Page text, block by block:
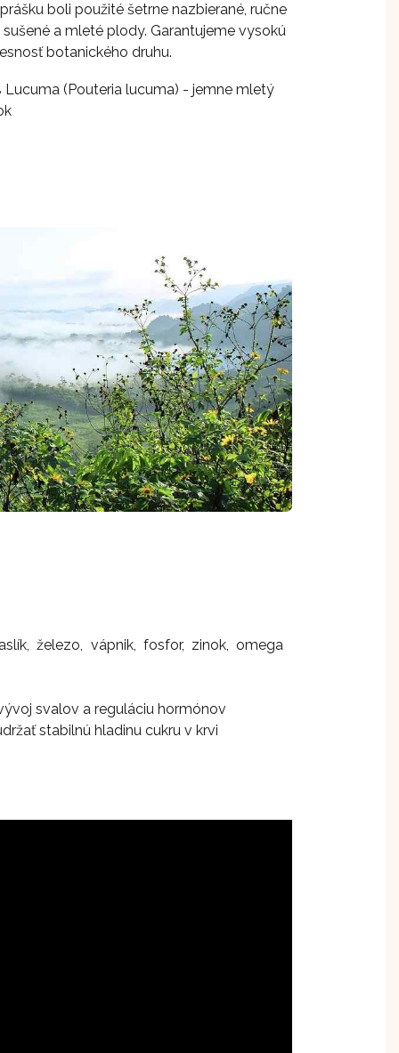
boli použité šetrne nazbierané, ručne
a mleté plody. Garantujeme vysokú
botanického druhu.
Lucuma (Pouteria lucuma) - jemne mletý
železo, vápnik, fosfor, zinok, omega
svalov a reguláciu hormónov
stabilnú hladinu cukru v krvi